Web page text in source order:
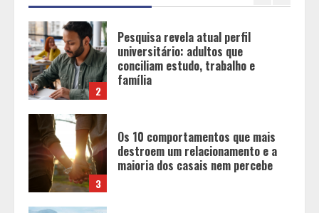
3
Os 10 comportamentos que mais
destroem um relacionamento e a
maioria dos casais nem percebe
4
Você sabia que o frio também afeta
os pneus? Veja cuidados
fundamentais antes de pegar a
estrada no inverno